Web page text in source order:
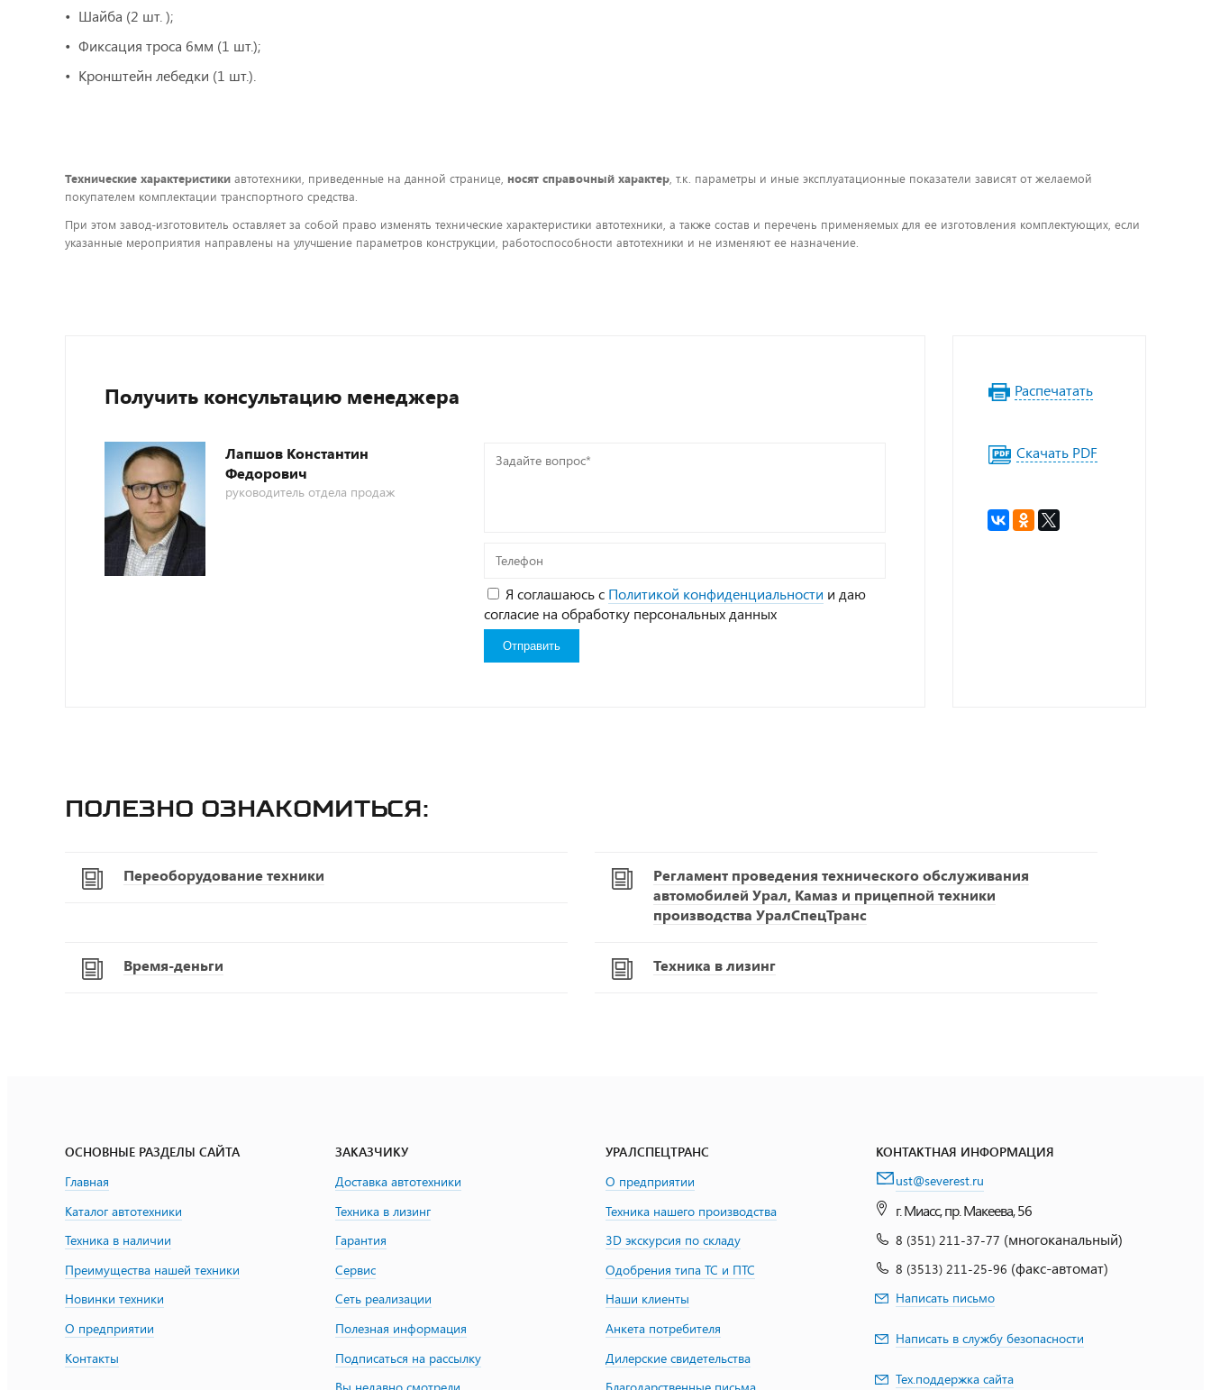
Шайба (2 шт. );
Фиксация троса 6мм (1 шт.);
Кронштейн лебедки (1 шт.).
Технические характеристики автотехники, приведенные на данной странице, носят справочный характер, т.к. параметры и иные эксплуатационные показатели зависят от желаемой
покупателем комплектации транспортного средства.
При этом завод-изготовитель оставляет за собой право изменять технические характеристики автотехники, а также состав и перечень применяемых для ее изготовления комплектующих, если
указанные мероприятия направлены на улучшение параметров конструкции, работоспособности автотехники и не изменяют ее назначение.
Получить консультацию менеджера
Лапшов Константин
Федорович
руководитель отдела продаж
Задайте
Телефон
Я соглашаюсь с Политикой конфиденциальности и даю
согласие на обработку персональных данных
Распечатать
Скачать PDF
Полезно ознакомиться:
Переоборудование техники
Регламент проведения технического обслуживания
автомобилей Урал, Камаз и прицепной техники
производства УралСпецТранс
Время-деньги Техника в лизинг
ОСНОВНЫЕ РАЗДЕЛЫ САЙТА
Главная
Каталог автотехники
Техника в наличии
Преимущества нашей техники
Новинки техники
О предприятии
Контакты
ЗАКАЗЧИКУ
Доставка автотехники
Техника в лизинг
Гарантия
Сервис
Сеть реализации
Полезная информация
Подписаться на рассылку
УРАЛСПЕЦТРАНС
О предприятии
Техника нашего производства
3D экскурсия по складу
Одобрения типа ТС и ПТС
Наши клиенты
Анкета потребителя
Дилерские свидетельства
КОНТАКТНАЯ ИНФОРМАЦИЯ
ust@severest.ru
г. Миасс, пр. Макеева, 56
8 (351) 211-37-77 (многоканальный)
8 (3513) 211-25-96 (факс-автомат)
Написать письмо
Написать в службу безопасности
Тех.поддержка сайта